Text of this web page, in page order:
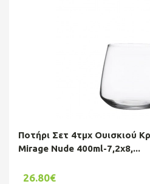
Ποτήρι Σετ 4τμχ Ουισκιού
Mirage Nude 400ml-7,2x8,...
26.80€